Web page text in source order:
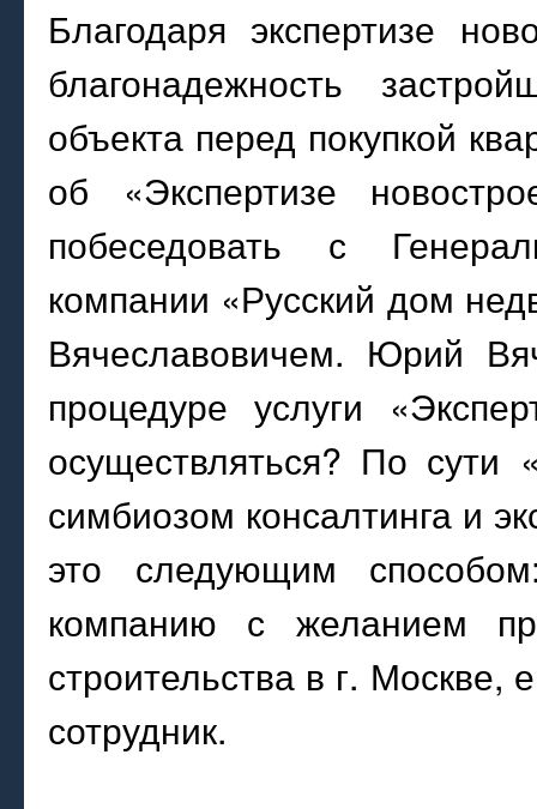
Благодаря экспертизе
благонадежность
объекта перед покупкой
об «Экспертизе
побеседовать с
компании «Русский дом
Вячеславовичем. Юрий
процедуре услуги
осуществляться? По сути
симбиозом консалтинга и
это следующим
компанию с желанием
строительства в г.
сотрудник.